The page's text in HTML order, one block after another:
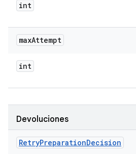
int
maxAttempt
int
Devoluciones
RetryPreparationDecision